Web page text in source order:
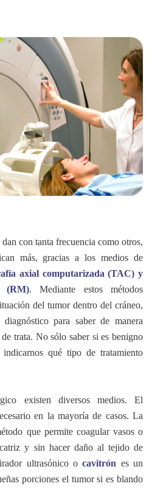
dan con tanta frecuencia como otros,
más, gracias a los medios de
axial computarizada (TAC) y
(RM). Mediante estos métodos
del tumor dentro del cráneo,
para saber de manera
trata. No sólo saber si es benigno
qué tipo de tratamiento
existen diversos medios. El
en la mayoría de casos. La
que permite coagular vasos o
y sin hacer daño al tejido de
ultrasónico ocavitrón es un
porciones el tumor si es blando